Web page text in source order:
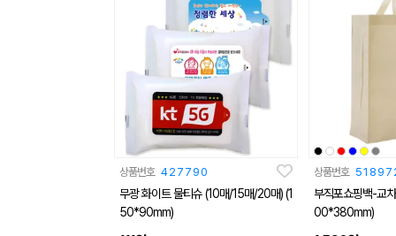
상품번호 427790
무광 화이트 물티슈 (10매/15매/20매) (1
50*90mm)
상품번호
부직포쇼핑백-교
00*380mm)